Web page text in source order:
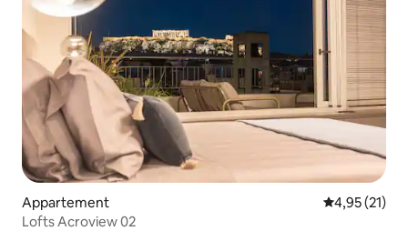
Appartement Évaluation
4,95 (21)
Lofts Acroview 02